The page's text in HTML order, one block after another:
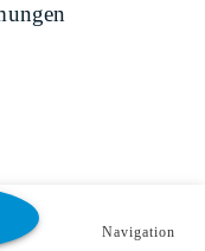
Navigation